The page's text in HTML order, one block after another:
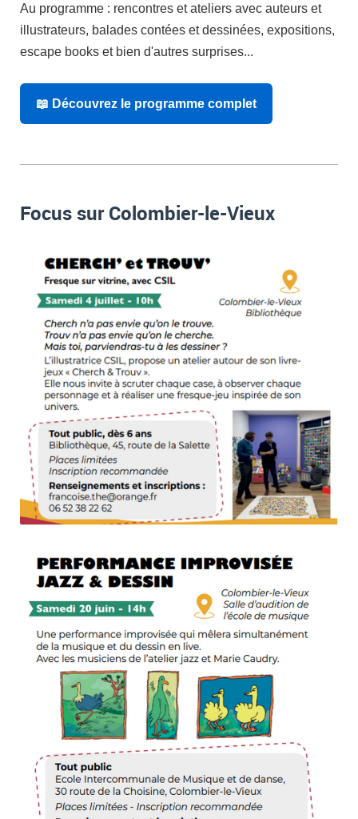
Au programme : rencontres et ateliers avec auteurs et
illustrateurs, balades contées et dessinées, expositions,
escape books et bien d'autres surprises...
📖 Découvrez le programme complet
Focus sur Colombier-le-Vieux